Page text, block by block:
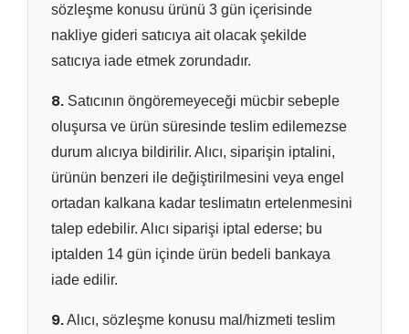
sözleşme konusu ürünü 3 gün içerisinde
nakliye gideri satıcıya ait olacak şekilde
satıcıya iade etmek zorundadır.
8. Satıcının öngöremeyeceği mücbir sebeple
oluşursa ve ürün süresinde teslim edilemezse
durum alıcıya bildirilir. Alıcı, siparişin iptalini,
ürünün benzeri ile değiştirilmesini veya engel
ortadan kalkana kadar teslimatın ertelenmesini
talep edebilir. Alıcı siparişi iptal ederse; bu
iptalden 14 gün içinde ürün bedeli bankaya
iade edilir.
9.Alıcı, sözleşme konusu mal/hizmeti teslim